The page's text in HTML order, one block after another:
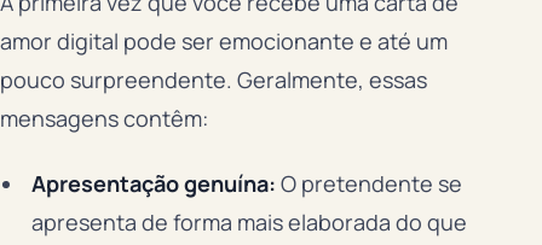
amor digital pode ser emocionante e até um
pouco surpreendente. Geralmente, essas
mensagens contêm:
Apresentação genuína: O pretendente se
apresenta de forma mais elaborada do que